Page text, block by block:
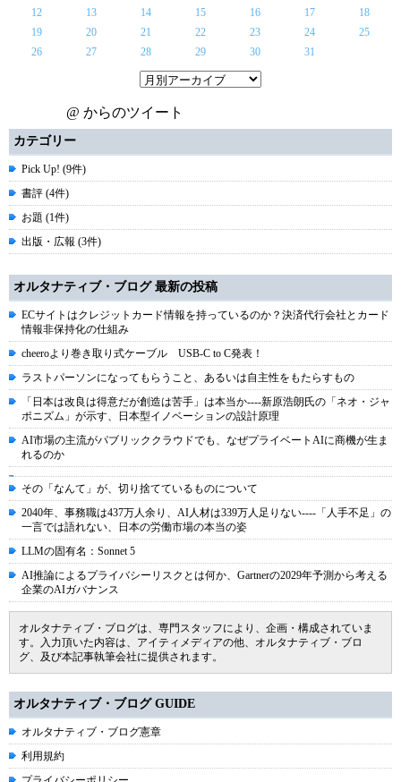
12
13 14 15 16 17
18
19
20 21 22 23 24
25
26
27 28 29 30 31
@ からのツイート
カテゴリー
Pick Up! (9件)
書評 (4件)
お題 (1件)
出版・広報 (3件)
オルタナティブ・ブログ 最新の投稿
ECサイトはクレジットカード情報を持っているのか？決済代行会社とカード
情報非保持化の仕組み
cheeroより巻き取り式ケーブル USB-C to C発表！
ラストパーソンになってもらうこと、あるいは自主性をもたらすもの
「日本は改良は得意だが創造は苦手」は本当か----新原浩朗氏の「ネオ・ジャ
ポニズム」が示す、日本型イノベーションの設計原理
AI市場の主流がパブリッククラウドでも、なぜプライベートAIに商機が生ま
れるのか
その「なんて」が、切り捨てているものについて
2040年、事務職は437万人余り、AI人材は339万人足りない----「人手不足」の
一言では語れない、日本の労働市場の本当の姿
LLMの固有名：Sonnet 5
AI推論によるプライバシーリスクとは何か、Gartnerの2029年予測から考える
企業のAIガバナンス
オルタナティブ・ブログは、専門スタッフにより、企画・構成されていま
す。入力頂いた内容は、アイティメディアの他、オルタナティブ・ブロ
グ、及び本記事執筆会社に提供されます。
オルタナティブ・ブログ GUIDE
オルタナティブ・ブログ憲章
利用規約